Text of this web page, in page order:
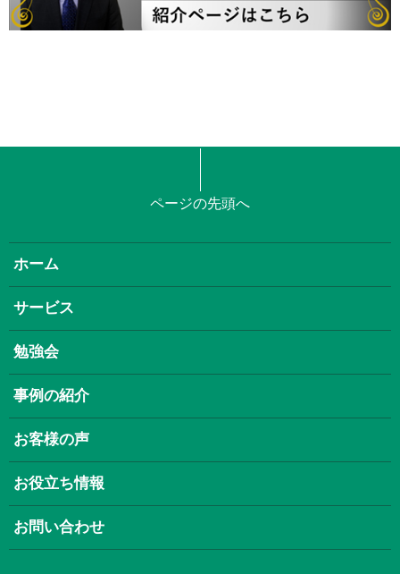
ページの先頭へ
ホーム
サービス
勉強会
事例の紹介
お客様の声
お役立ち情報
お問い合わせ